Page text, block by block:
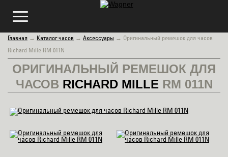
Главная → Каталог часов → Аксессуары → Оригинальный ремешок для часов
Richard Mille RM 011N
ОРИГИНАЛЬНЫЙ РЕМЕШОК ДЛЯ
ЧАСОВ RICHARD MILLE RM 011N